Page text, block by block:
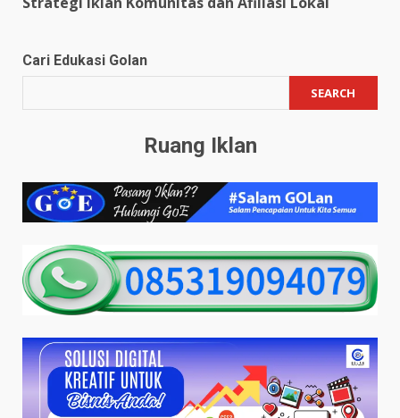
navigation
Cari Edukasi Golan
SEARCH
Ruang Iklan